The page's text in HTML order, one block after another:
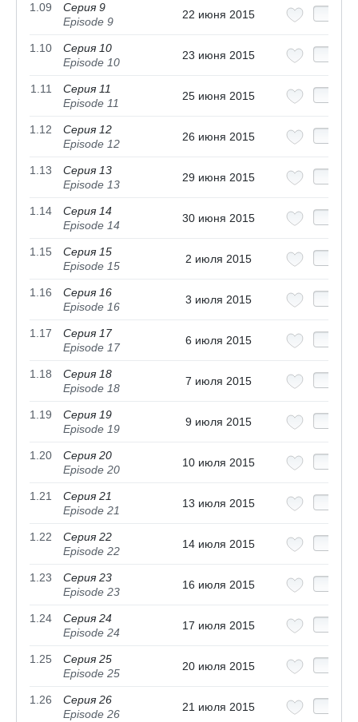
1.09
Серия 9
Episode 9
22 июня 2015
1.10
Серия 10
Episode 10
23 июня 2015
1.11
Серия 11
Episode 11
25 июня 2015
1.12
Серия 12
Episode 12
26 июня 2015
1.13
Серия 13
Episode 13
29 июня 2015
1.14
Серия 14
Episode 14
30 июня 2015
1.15
Серия 15
Episode 15
2 июля 2015
1.16
Серия 16
Episode 16
3 июля 2015
1.17
Серия 17
Episode 17
6 июля 2015
1.18
Серия 18
Episode 18
7 июля 2015
1.19
Серия 19
Episode 19
9 июля 2015
1.20
Серия 20
Episode 20
10 июля 2015
1.21
Серия 21
Episode 21
13 июля 2015
1.22
Серия 22
Episode 22
14 июля 2015
1.23
Серия 23
Episode 23
16 июля 2015
1.24
Серия 24
Episode 24
17 июля 2015
1.25
Серия 25
Episode 25
20 июля 2015
1.26
Серия 26
Episode 26
21 июля 2015